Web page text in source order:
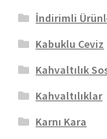
İndirimli
Kabuklu Ceviz
Kahvaltılık
Kahvaltılıklar
Karnı Kara